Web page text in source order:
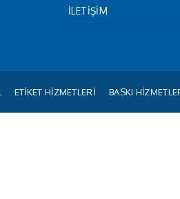
İLETİŞİM
ETİKET HİZMETLERİ BASKI